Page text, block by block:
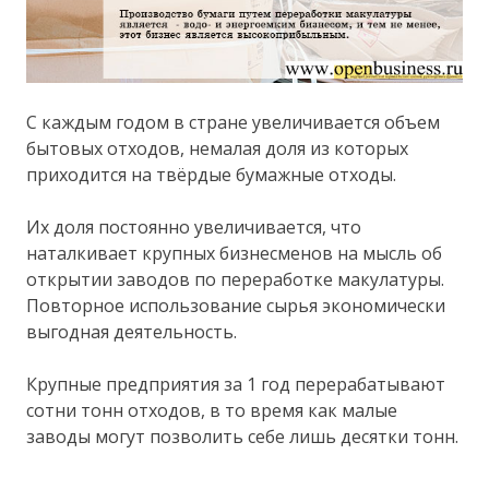
С каждым годом в стране увеличивается объем
бытовых отходов, немалая доля из которых
приходится на твёрдые бумажные отходы.
Их доля постоянно увеличивается, что
наталкивает крупных бизнесменов на мысль об
открытии заводов по переработке макулатуры.
Повторное использование сырья экономически
выгодная деятельность.
Крупные предприятия за 1 год перерабатывают
сотни тонн отходов, в то время как малые
заводы могут позволить себе лишь десятки тонн.